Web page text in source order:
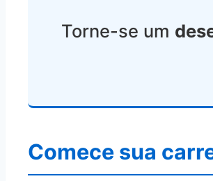
Torne-se um
Comece sua